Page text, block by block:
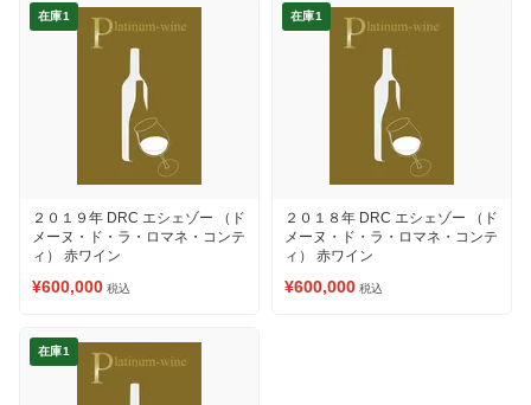
在庫1
２０１９年 DRC エシェゾー （ド
メーヌ・ド・ラ・ロマネ・コンテ
ィ） 赤ワイン
¥600,000 税込
在庫1
２０１８年 DRC エシェゾー （ド
メーヌ・ド・ラ・ロマネ・コンテ
ィ） 赤ワイン
¥600,000 税込
在庫1